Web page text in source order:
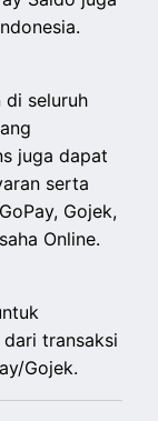
di seluruh
juga dapat
serta
Gojek,
Online.
transaksi
Gojek.